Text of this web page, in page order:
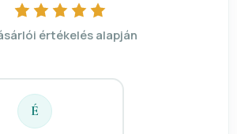
értékelés alapján
É